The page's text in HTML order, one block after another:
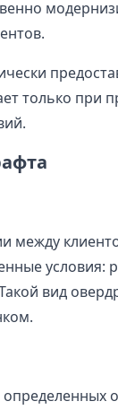
только при
между
условия:
вид